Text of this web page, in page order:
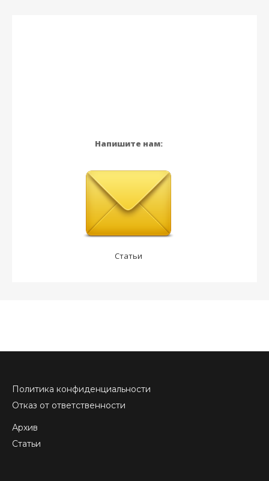
Напишите нам:
Статьи
Политика конфиденциальности
Отказ от ответственности
Архив
Статьи